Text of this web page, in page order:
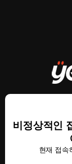
비정상적인
현재 접속